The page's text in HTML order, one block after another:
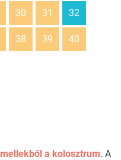
30 31 32
38 39 40
mellekből a kolosztrum. A